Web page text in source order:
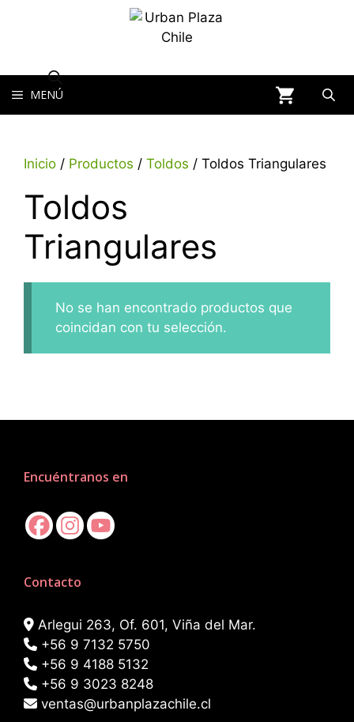
MENÚ
Inicio / Productos / Toldos / Toldos Triangulares
Toldos
Triangulares
No se han encontrado productos que
coincidan con tu selección.
Encuéntranos en
Contacto
Arlegui 263, Of. 601, Viña del Mar.
+56 9 7132 5750
+56 9 4188 5132
+56 9 3023 8248
ventas@urbanplazachile.cl